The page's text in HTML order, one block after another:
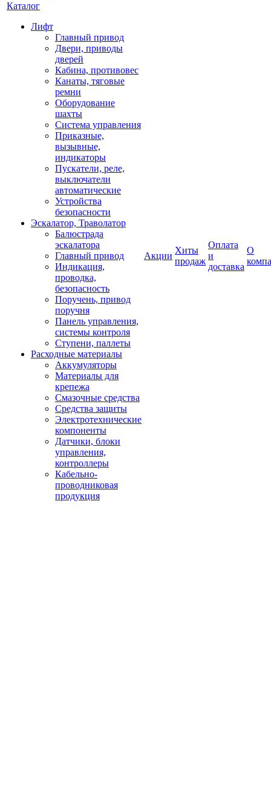
Каталог
Лифт
Главный привод
Двери, приводы
дверей
Кабина, противовес
Канаты, тяговые
ремни
Оборудование
шахты
Система управления
Приказные,
вызывные,
индикаторы
Пускатели, реле,
выключатели
автоматические
Устройства
безопасности
Эскалатор, Траволатор
Балюстрада
эскалатора
Главный привод
Индикация,
проводка,
безопасность
Поручень, привод
поручня
Панель управления,
системы контроля
Ступени, паллеты
Расходные материалы
Аккумуляторы
Материалы для
крепежа
Смазочные средства
Средства защиты
Электротехнические
компоненты
Датчики, блоки
управления,
контроллеры
Кабельно-
проводниковая
продукция
Акции
Хиты
продаж
Оплата
и
доставка
О